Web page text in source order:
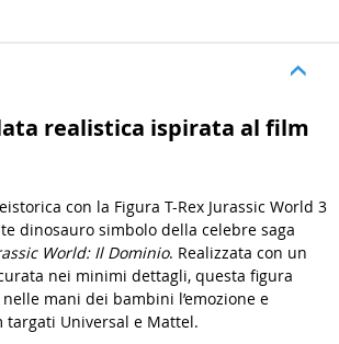
realistica ispirata al film
con la Figura T-Rex Jurassic World 3
dinosauro simbolo della celebre saga
World: Il Dominio. Realizzata con un
nei minimi dettagli, questa figura
mani dei bambini l’emozione e
targati Universal e Mattel.